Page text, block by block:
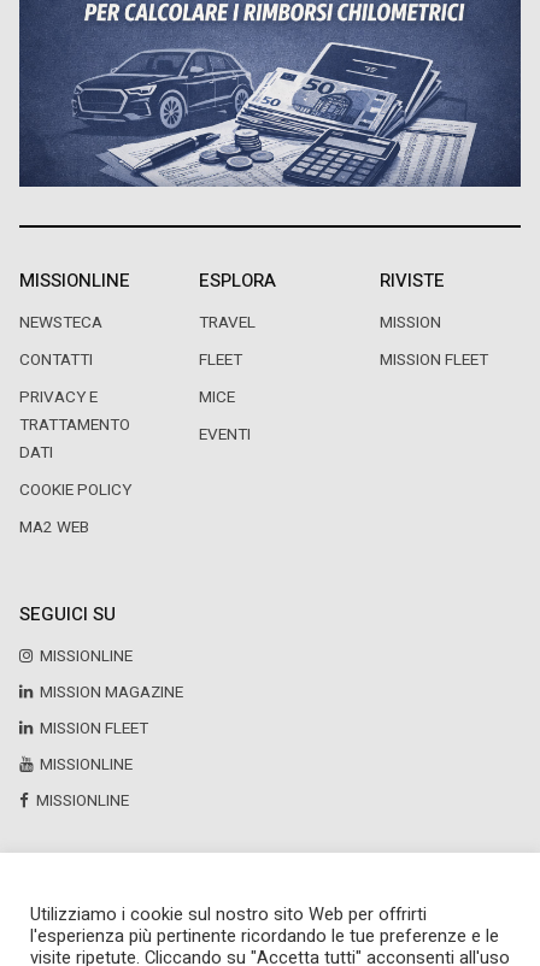
MISSIONLINE
NEWSTECA
CONTATTI
PRIVACY E
TRATTAMENTO
DATI
COOKIE POLICY
MA2 WEB
ESPLORA
TRAVEL
FLEET
MICE
EVENTI
RIVISTE
MISSION
MISSION FLEET
SEGUICI SU
MISSIONLINE
MISSION MAGAZINE
MISSION FLEET
MISSIONLINE
MISSIONLINE
Copyright © 2025 by Newsteca
P.Iva 13171520151
Newsteca S.r.l.
Utilizziamo i cookie sul nostro sito Web per offrirti
l'esperienza più pertinente ricordando le tue preferenze e le
visite ripetute. Cliccando su "Accetta tutti" acconsenti all'uso